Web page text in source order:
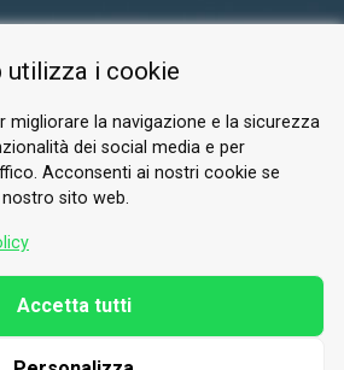
PRIVACY POLICY
Valle di Susa
di Arte e Cultura Alpina
Tel.
info@vallesusa-tesori.it
utilizza i cookie
migliorare la navigazione e la sicurezza
dei social media e per
Acconsenti ai nostri cookie se
sito web.
Accetta tutti